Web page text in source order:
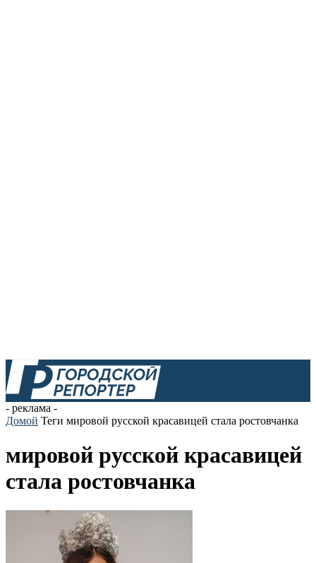
- реклама -
Домой Теги мировой русской красавицей стала ростовчанка
мировой русской красавицей
стала ростовчанка